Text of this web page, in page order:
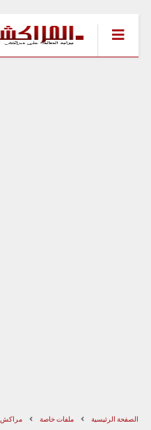
الصفحة الرئيسية ملفات خاصة مراكش